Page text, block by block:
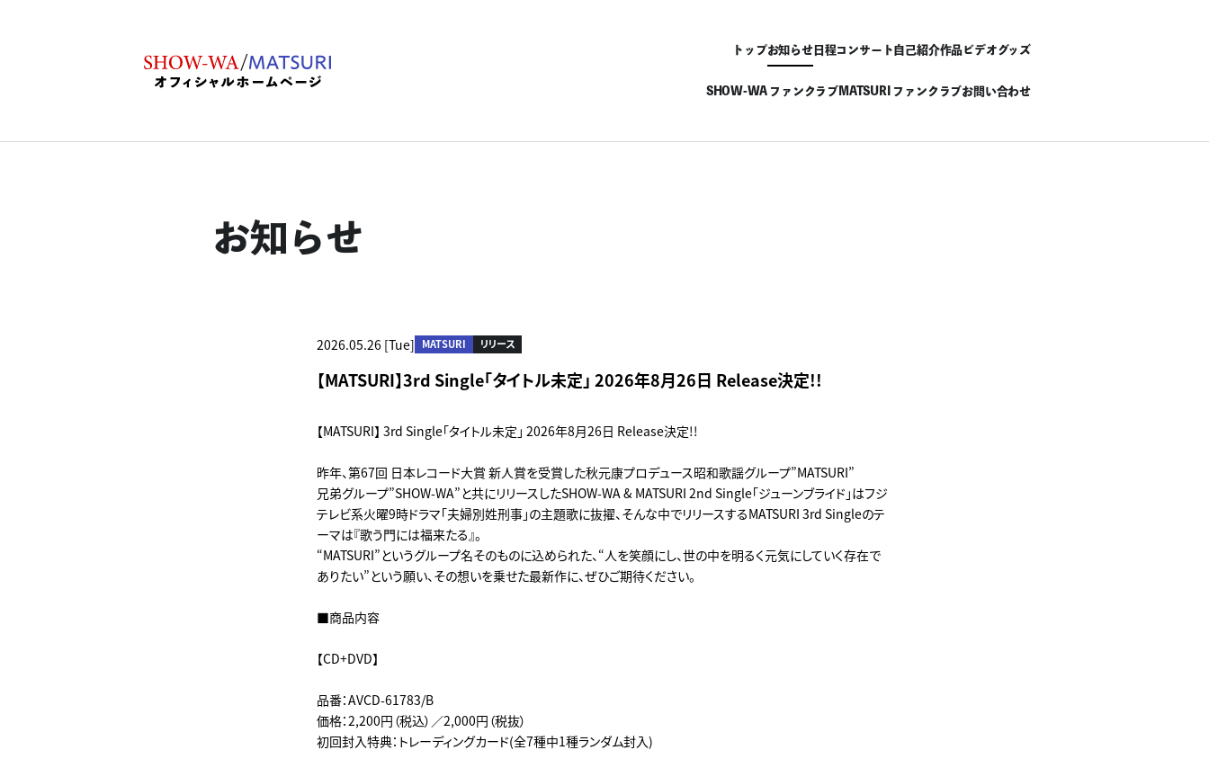
トップお知らせ日程コンサート自己紹介作品ビデオグッズ
SHOW-WA ファンクラブMATSURI ファンクラブお問い合わせ
お知らせ
2026.05.26 [Tue] MATSURI リリース
【MATSURI】3rd Single「タイトル未定」 2026年8月26日 Release決定!!
【MATSURI】 3rd Single「タイトル未定」 2026年8月26日 Release決定!!
昨年、第67回 日本レコード大賞 新人賞を受賞した秋元康プロデュース昭和歌謡グループ”MATSURI”
兄弟グループ”SHOW-WA”と共にリリースしたSHOW-WA & MATSURI 2nd Single「ジューンブライド」はフジ
テレビ系火曜9時ドラマ「夫婦別姓刑事」の主題歌に抜擢、そんな中でリリースするMATSURI 3rd Singleのテ
ーマは『歌う門には福来たる』。
“MATSURI”というグループ名そのものに込められた、“人を笑顔にし、世の中を明るく元気にしていく存在で
ありたい”という願い、その想いを乗せた最新作に、ぜひご期待ください。
■商品内容
【CD+DVD】
品番：AVCD-61783/B
価格：2,200円（税込）／2,000円（税抜）
初回封入特典：トレーディングカード(全7種中1種ランダム封入)